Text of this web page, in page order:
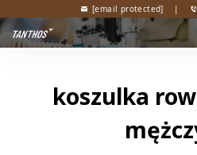
[email protected] |
koszulka